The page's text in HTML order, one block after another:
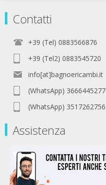
Contatti
+39 (Tel) 0883566876
+39 (Tel2) 0883545720
info[at]bagnoericambi.it
(WhatsApp) 3666445277
(WhatsApp) 3517262756
Assistenza